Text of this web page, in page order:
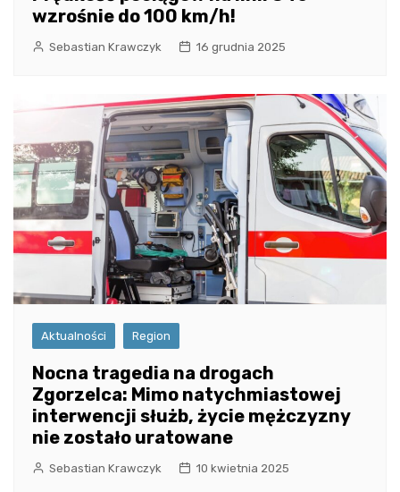
wzrośnie do 100 km/h!
Sebastian Krawczyk 16 grudnia 2025
Aktualności Region
Nocna tragedia na drogach
Zgorzelca: Mimo natychmiastowej
interwencji służb, życie mężczyzny
nie zostało uratowane
Sebastian Krawczyk 10 kwietnia 2025